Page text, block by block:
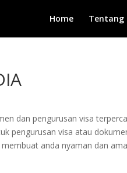
Home Tentang
dan pengurusan visa
pengurusan visa atau
anda nyaman dan